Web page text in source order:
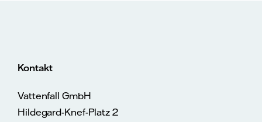
Kontakt
Vattenfall GmbH
Hildegard-Knef-Platz 2